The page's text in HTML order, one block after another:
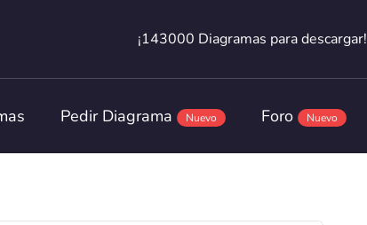
¡143000 Diagramas para descargar!
¡143000 Diagramas para descargar!
Pedir Diagrama Nuevo Foro Nuevo